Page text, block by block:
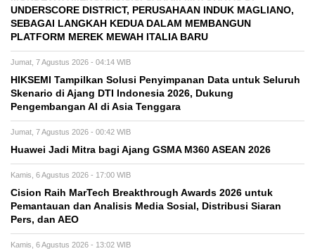
UNDERSCORE DISTRICT, PERUSAHAAN INDUK MAGLIANO,
SEBAGAI LANGKAH KEDUA DALAM MEMBANGUN
PLATFORM MEREK MEWAH ITALIA BARU
Jumat, 7 Agustus 2026 - 04:14 WIB
HIKSEMI Tampilkan Solusi Penyimpanan Data untuk Seluruh
Skenario di Ajang DTI Indonesia 2026, Dukung
Pengembangan AI di Asia Tenggara
Jumat, 7 Agustus 2026 - 00:42 WIB
Huawei Jadi Mitra bagi Ajang GSMA M360 ASEAN 2026
Kamis, 6 Agustus 2026 - 17:00 WIB
Cision Raih MarTech Breakthrough Awards 2026 untuk
Pemantauan dan Analisis Media Sosial, Distribusi Siaran
Pers, dan AEO
Kamis, 6 Agustus 2026 - 13:02 WIB